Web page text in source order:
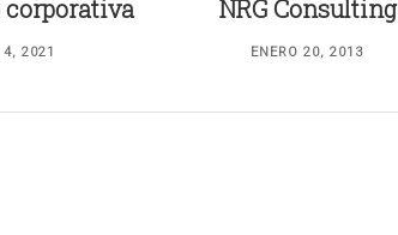
corporativa
4, 2021
NRG Consulting
ENERO 20, 2013